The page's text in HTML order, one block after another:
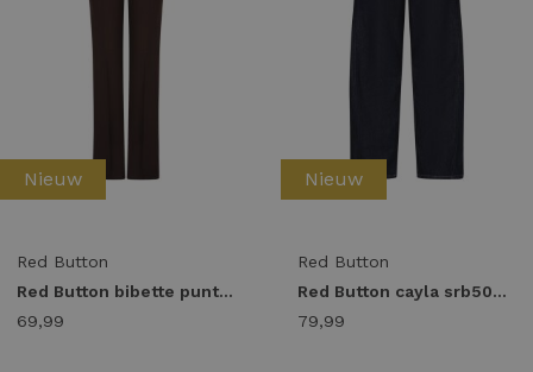
Nieuw
Red Button
Red Button bibette punta l33 srb5019 Broek espresso-l33
69,99
Nieuw
Red Button
Red Button cayla srb5091 Barrel fit darkblue-l28
79,99